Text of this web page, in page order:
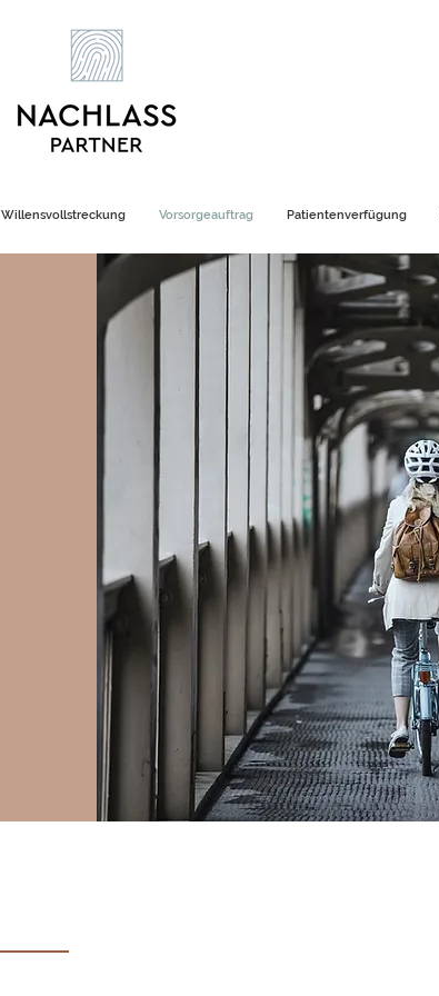
Willensvollstreckung Vorsorgeauftrag Patientenverfügung